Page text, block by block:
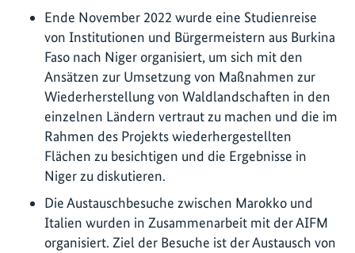
Ende November 2022 wurde eine Studienreise
von Institutionen und Bürgermeistern aus Burkina
Faso nach Niger organisiert, um sich mit den
Ansätzen zur Umsetzung von Maßnahmen zur
Wiederherstellung von Waldlandschaften in den
einzelnen Ländern vertraut zu machen und die im
Rahmen des Projekts wiederhergestellten
Flächen zu besichtigen und die Ergebnisse in
Niger zu diskutieren.
Die Austauschbesuche zwischen Marokko und
Italien wurden in Zusammenarbeit mit der AIFM
organisiert. Ziel der Besuche ist der Austausch von